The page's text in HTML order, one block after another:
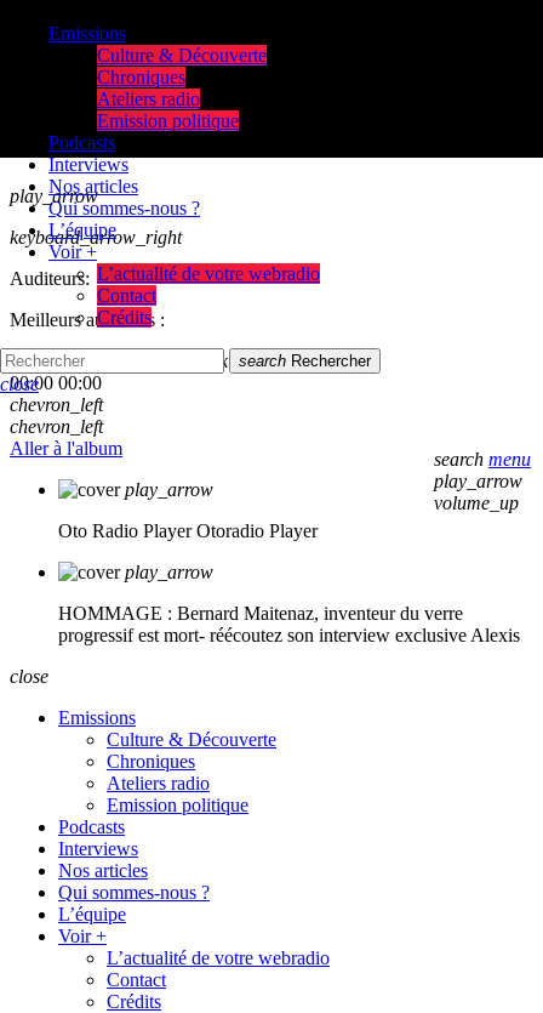
play_arrow
keyboard_arrow_right
Auditeurs:
Meilleurs auditeurs :
skip_previous
skip_next
00:00 00:00
chevron_left
chevron_left
Aller à l'album
play_arrow
Oto Radio Player Otoradio Player
play_arrow
HOMMAGE : Bernard Maitenaz, inventeur du verre
progressif est mort- réécoutez son interview exclusive Alexis
Emissions
Culture & Découverte
Chroniques
Ateliers radio
Emission politique
Podcasts
Interviews
Nos articles
Qui sommes-nous ?
L’équipe
Voir +
L’actualité de votre webradio
Contact
Crédits
search menu
play_arrow
volume_up
search Rechercher
close
close
Emissions
Culture & Découverte
Chroniques
Ateliers radio
Emission politique
Podcasts
Interviews
Nos articles
Qui sommes-nous ?
L’équipe
Voir +
L’actualité de votre webradio
Contact
Crédits